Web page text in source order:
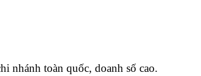
nhánh toàn quốc, doanh số cao.